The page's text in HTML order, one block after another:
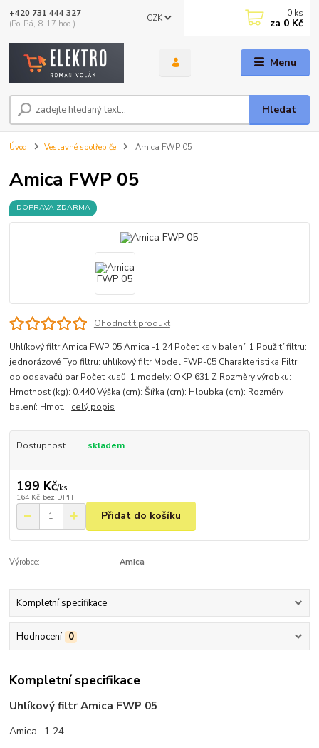
Menu
CZK
Hledat
+420 731 444 327
(Po-Pá, 8-17 hod.)
0 ks
za 0 Kč
Úvod Vestavné spotřebiče Amica FWP 05
Amica FWP 05
DOPRAVA ZDARMA
Ohodnotit produkt
Uhlíkový filtr Amica FWP 05 Amica -1 24 Počet ks v balení: 1 Použití filtru:
jednorázové Typ filtru: uhlíkový filtr Model FWP-05 Charakteristika Filtr
do odsavačú par Počet kusů: 1 modely: OKP 631 Z Rozměry výrobku:
Hmotnost (kg): 0.440 Výška (cm): Šířka (cm): Hloubka (cm): Rozměry
balení: Hmot... celý popis
Dostupnost skladem
199 Kč/ks
164 Kč bez DPH
Přidat do košíku
Výrobce: Amica
Kompletní specifikace
Hodnocení 0
Kompletní specifikace
Uhlíkový filtr Amica FWP 05
Amica -1 24